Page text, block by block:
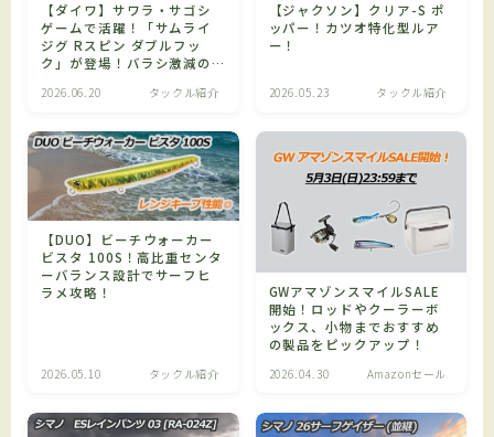
【ダイワ】サワラ・サゴシ
ゲームで活躍！「サムライ
ジグ Rスピン ダブルフッ
ク」が登場！バラシ激減の
2026.06.20 タックル紹介
【ジャクソン】クリア-S ポ
ッパー！カツオ特化型ルア
ー！
2026.05.23 タックル紹介
【DUO】ビーチウォーカー
ビスタ 100S！高比重センタ
ーバランス設計でサーフヒ
ラメ攻略！
2026.05.10 タックル紹介
GWアマゾンスマイルSALE
開始！ロッドやクーラーボ
ックス、小物までおすすめ
の製品をピックアップ！
2026.04.30 Amazonセール